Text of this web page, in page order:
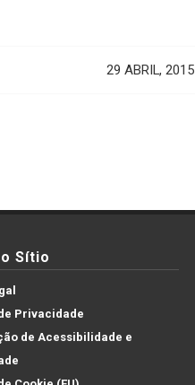
29 ABRIL, 2015
Sítio
Privacidade
de Acessibilidade e